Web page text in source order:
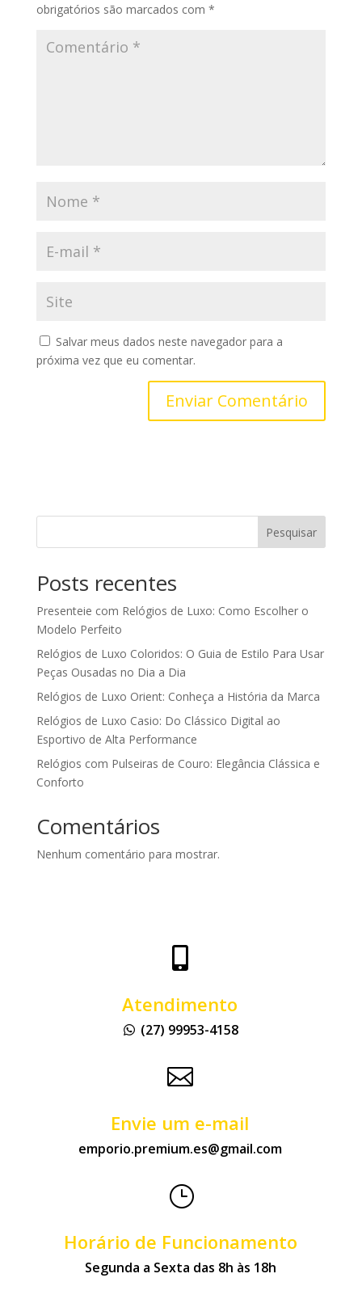
obrigatórios são marcados com *
Salvar meus dados neste navegador para a
próxima vez que eu comentar.
Pesquisar
Posts recentes
Presenteie com Relógios de Luxo: Como Escolher o
Modelo Perfeito
Relógios de Luxo Coloridos: O Guia de Estilo Para Usar
Peças Ousadas no Dia a Dia
Relógios de Luxo Orient: Conheça a História da Marca
Relógios de Luxo Casio: Do Clássico Digital ao
Esportivo de Alta Performance
Relógios com Pulseiras de Couro: Elegância Clássica e
Conforto
Comentários
Nenhum comentário para mostrar.

Atendimento
(27) 99953-4158

Envie um e-mail
emporio.premium.es@gmail.com
}
Horário de Funcionamento
Segunda a Sexta das 8h às 18h